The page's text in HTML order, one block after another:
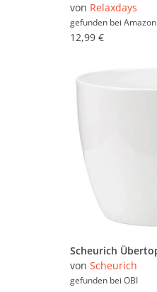
von Relaxdays
gefunden bei Amazon
12,99 €
von Scheurich
gefunden bei OBI